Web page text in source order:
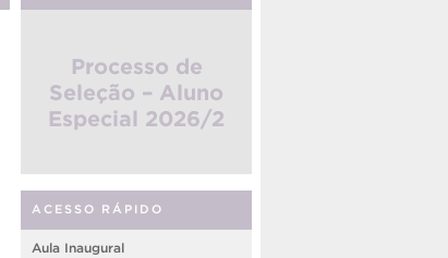
Processo de
Seleção – Aluno
Especial 2026/2
ACESSO RÁPIDO
Aula Inaugural